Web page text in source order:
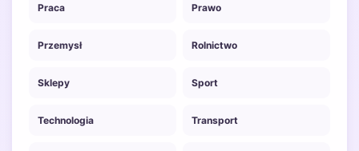
Praca Prawo
Przemysł Rolnictwo
Sklepy Sport
Technologia Transport